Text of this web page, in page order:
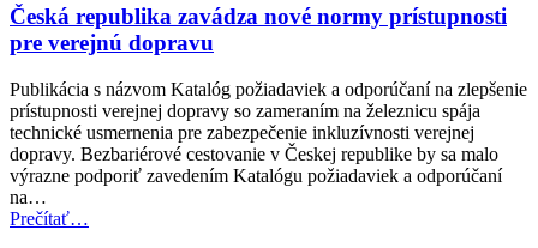
posilňuje
práva
cestujúcich
leteckej
doprave
pre
osoby
so
zdravotným
postihnutím”
Česká republika zavádza nové normy prístupnosti
pre verejnú dopravu
Publikácia s názvom Katalóg požiadaviek a odporúčaní na zlepšenie
prístupnosti verejnej dopravy so zameraním na železnicu spája
technické usmernenia pre zabezpečenie inkluzívnosti verejnej
dopravy. Bezbariérové cestovanie v Českej republike by sa malo
výrazne podporiť zavedením Katalógu požiadaviek a odporúčaní
na…
Prečítať“Česká
…